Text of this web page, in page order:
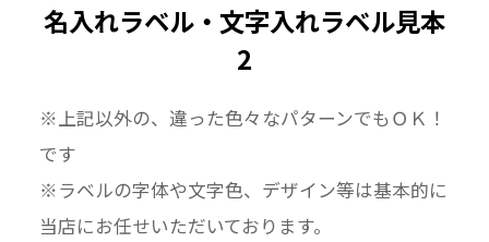
名入れラベル・文字入れラベル見本
2
※上記以外の、違った色々なパターンでもＯＫ！
です
※ラベルの字体や文字色、デザイン等は基本的に
当店にお任せいただいております。